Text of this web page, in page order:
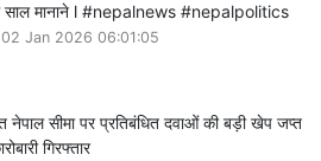
साल मानाने l #nepalnews #nepalpolitics
02 Jan 2026 06:01:05
नेपाल सीमा पर प्रतिबंधित दवाओं की बड़ी खेप जप्त
गिरफ्तार